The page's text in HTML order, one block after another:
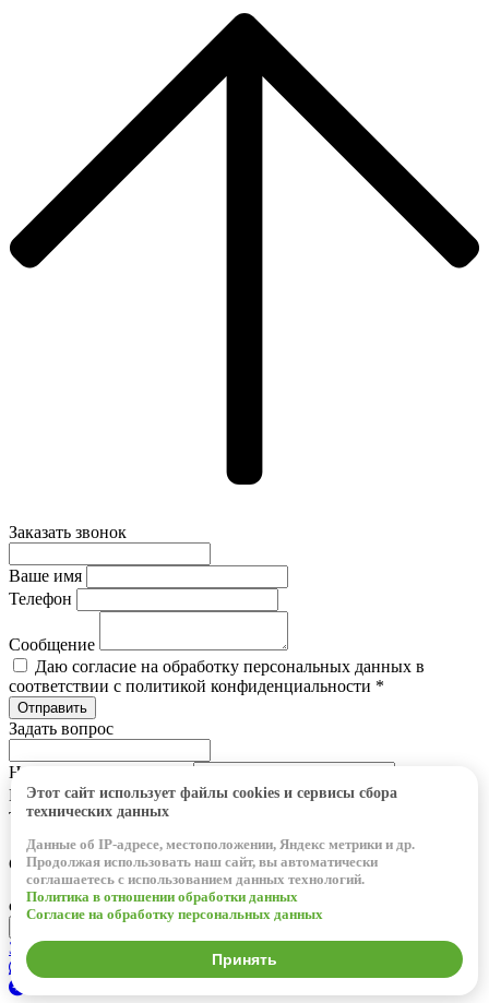
Заказать звонок
Ваше имя
Телефон
Сообщение
Даю согласие на обработку персональных данных в
соответствии с политикой конфиденциальности *
Задать вопрос
Наименование позиции
Ваше имя
Телефон
Сообщение
Даю согласие на обработку персональных данных в
соответствии с политикой конфиденциальности *
Закрыть
Этот сайт использует файлы cookies и сервисы сбора
технических данных
Данные об IP-адресе, местоположении, Яндекс метрики и др.
Продолжая использовать наш сайт, вы автоматически
соглашаетесь с использованием данных технологий.
Политика в отношении обработки данных
Согласие на обработку персональных данных
Принять